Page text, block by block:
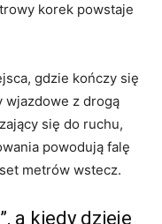
korek powstaje
gdzie kończy się
wjazdowe z drogą
się do ruchu,
powodują falę
metrów wstecz.
a kiedy dzieje